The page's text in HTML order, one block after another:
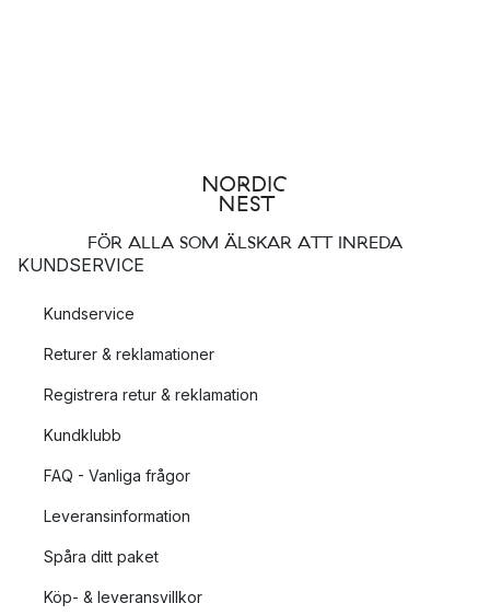
FÖR ALLA SOM ÄLSKAR ATT INREDA
KUNDSERVICE
Kundservice
Returer & reklamationer
Registrera retur & reklamation
Kundklubb
FAQ - Vanliga frågor
Leveransinformation
Spåra ditt paket
Köp- & leveransvillkor